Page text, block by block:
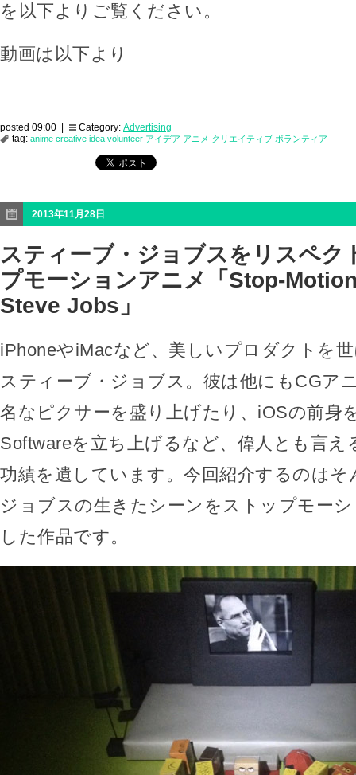
を以下よりご覧ください。
動画は以下より
posted 09:00 | Category: Advertising
tag: anime creative idea volunteer アイデア アニメ クリエイティブ ボランティア
2013年11月28日
スティーブ・ジョブスをリスペク
プモーションアニメ「Stop-
Steve Jobs」
iPhoneやiMacなど、美しいプロダクトを
スティーブ・ジョブス。彼は他にもCGア
名なピクサーを盛り上げたり、iOSの前身
Softwareを立ち上げるなど、偉人とも言え
功績を遺しています。今回紹介するのは
ジョブスの生きたシーンをストップモー
した作品です。